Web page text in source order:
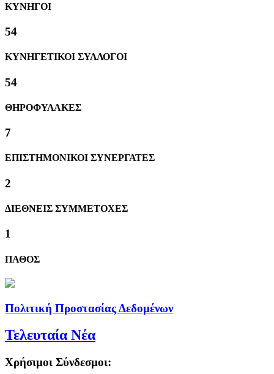
ΚΥΝΗΓΟΙ
58
ΚΥΝΗΓΕΤΙΚΟΙ ΣΥΛΛΟΓΟΙ
58
ΘΗΡΟΦΥΛΑΚΕΣ
8
ΕΠΙΣΤΗΜΟΝΙΚΟΙ ΣΥΝΕΡΓΑΤΕΣ
2
ΔΙΕΘΝΕΙΣ ΣΥΜΜΕΤΟΧΕΣ
1
ΠΑΘΟΣ
Πολιτική Προστασίας Δεδομένων
Τελευταία Νέα
Χρήσιμοι Σύνδεσμοι: